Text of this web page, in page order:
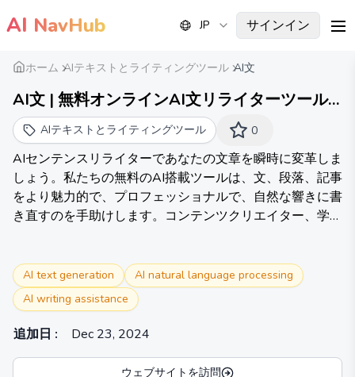
AI NavHub JP サインイン
ホーム AIテキストとライティングツール AI文
AI文 | 無料オンラインAI文リライターツール
2024AIテキストとライティングツール 0
AIセンテンスリライターであなたの文章を瞬時に変革しま
しょう。私たちの無料のAI搭載ツールは、文、段落、記事
をより魅力的で、プロフェッショナルで、自然な響きに書
き直すのを手助けします。コンテンツクリエイター、学
AI text generation
AI natural language processing
AI writing assistance
追加日 : Dec 23, 2024
ウェブサイトを訪問